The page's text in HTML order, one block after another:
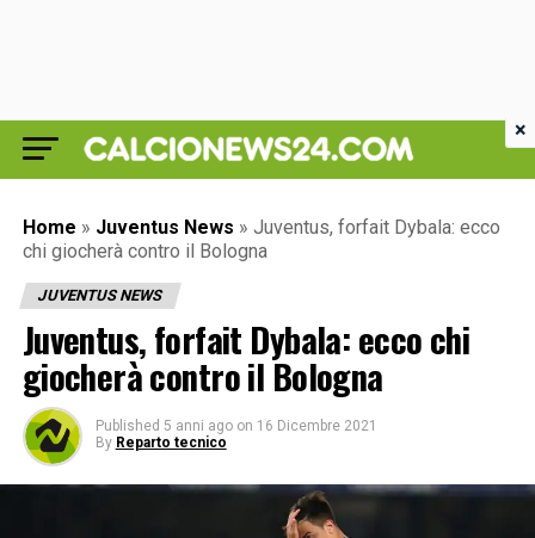
Home » Juventus News » Juventus, forfait Dybala: ecco
chi giocherà contro il Bologna
JUVENTUS NEWS
Juventus, forfait Dybala: ecco chi
giocherà contro il Bologna
Published 5 anni ago on 16 Dicembre 2021
By Reparto tecnico
×